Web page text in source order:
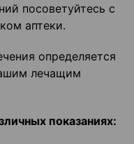
посоветуйтесь с
аптеки.
определяется
лечащим
показаниях: